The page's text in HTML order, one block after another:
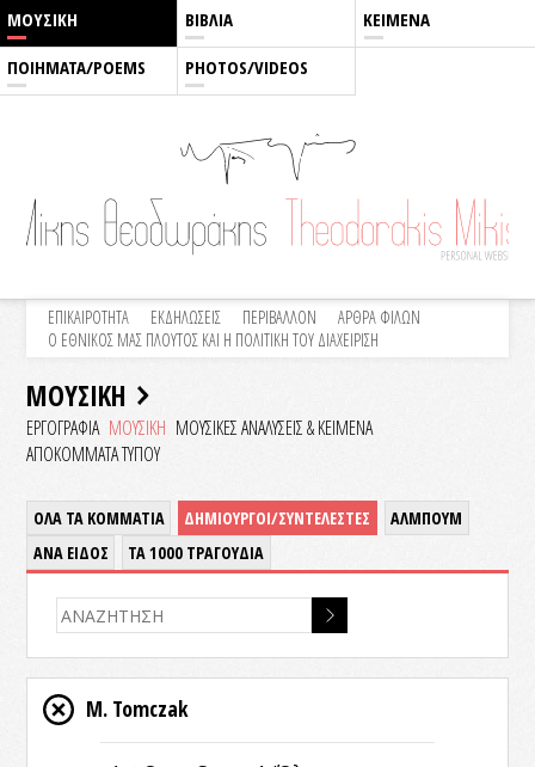
ΜΟΥΣΙΚΗ ΒΙΒΛΙΑ ΚΕΙΜΕΝΑ
ΠΟΙΗΜΑΤΑ/POEMS PHOTOS/VIDEOS
ΕΠΙΚΑΙΡΟΤΗΤΑ ΕΚΔΗΛΩΣΕΙΣ ΠΕΡΙΒΑΛΛΟΝ
ΑΡΘΡΑ ΦΙΛΩΝ
Ο ΕΘΝΙΚΟΣ ΜΑΣ ΠΛΟΥΤΟΣ ΚΑΙ Η ΠΟΛΙΤΙΚΗ ΤΟΥ ΔΙΑΧΕΙΡΙΣΗ
ΜΟΥΣΙΚΗ
ΕΡΓΟΓΡΑΦΙΑ ΜΟΥΣΙΚΗ ΜΟΥΣΙΚΕΣ ΑΝΑΛΥΣΕΙΣ & KEIMENA
ΑΠΟΚΟΜΜΑΤΑ ΤΥΠΟΥ
ΟΛΑ ΤΑ ΚΟΜΜΑΤΙΑ ΔΗΜΙΟΥΡΓΟΙ/ΣΥΝΤΕΛΕΣΤΕΣ
ΑΛΜΠΟΥΜ
ΑΝΑ ΕΙΔΟΣ
ΤΑ 1000 ΤΡΑΓΟΥΔΙΑ
M. Tomczak